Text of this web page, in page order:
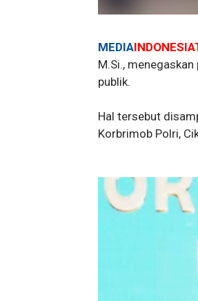
MEDIA
M.Si.,
publik.
Hal tersebut
Korbrimob Polri,